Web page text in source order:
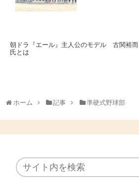
朝ドラ『エール』主人公のモデル 古関裕而
氏とは
ホーム 記事 準硬式野球部